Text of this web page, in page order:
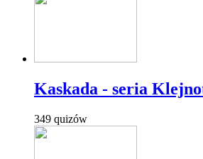
Kaskada - seria
349 quizów